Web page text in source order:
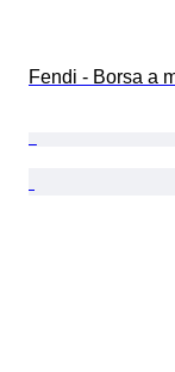
Fendi - Borsa a